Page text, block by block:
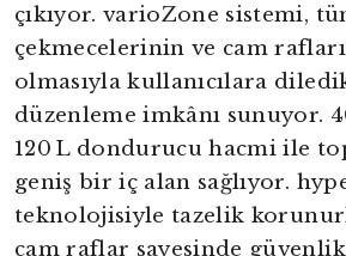
çıkıyor. varioZone sistemi,
çekmecelerinin ve cam
olmasıyla kullanıcılara
düzenleme imkânı sunuyor.
120 L dondurucu hacmi ile
geniş bir iç alan sağlıyor.
teknolojisiyle tazelik
cam raflar sayesinde güvenlik